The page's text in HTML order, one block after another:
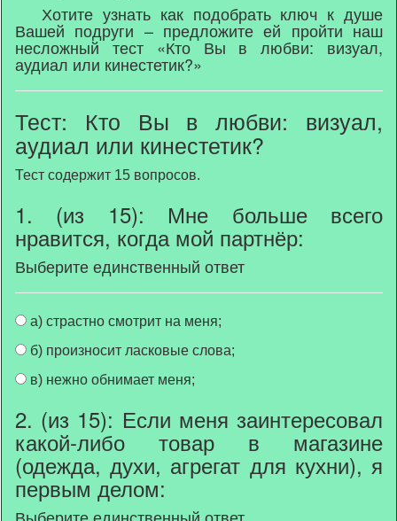
Хотите узнать как подобрать ключ к душе
Вашей подруги – предложите ей пройти наш
несложный тест «Кто Вы в любви: визуал,
аудиал или кинестетик?»
Тест: Кто Вы в любви: визуал,
аудиал или кинестетик?
Тест содержит 15 вопросов.
1. (из 15): Мне больше всего
нравится, когда мой партнёр:
Выберите единственный ответ
а) страстно смотрит на меня;
б) произносит ласковые слова;
в) нежно обнимает меня;
2. (из 15): Если меня заинтересовал
какой-либо товар в магазине
(одежда, духи, агрегат для кухни), я
первым делом: